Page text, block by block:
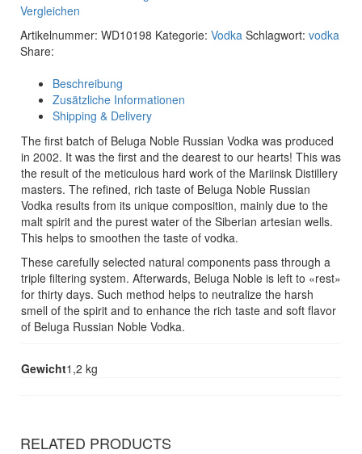
Vergleichen
Artikelnummer: WD10198 Kategorie: Vodka Schlagwort: vodka
Share:
Beschreibung
Zusätzliche Informationen
Shipping & Delivery
The first batch of Beluga Noble Russian Vodka was produced
in 2002. It was the first and the dearest to our hearts! This was
the result of the meticulous hard work of the Mariinsk Distillery
masters. The refined, rich taste of Beluga Noble Russian
Vodka results from its unique composition, mainly due to the
malt spirit and the purest water of the Siberian artesian wells.
This helps to smoothen the taste of vodka.
These carefully selected natural components pass through a
triple filtering system. Afterwards, Beluga Noble is left to «rest»
for thirty days. Such method helps to neutralize the harsh
smell of the spirit and to enhance the rich taste and soft flavor
of Beluga Russian Noble Vodka.
Gewicht1,2 kg
RELATED PRODUCTS